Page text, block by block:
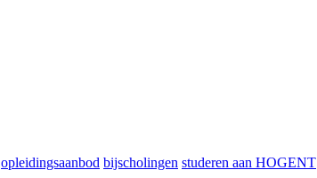
opleidingsaanbod bijscholingen studeren aan HOGENT